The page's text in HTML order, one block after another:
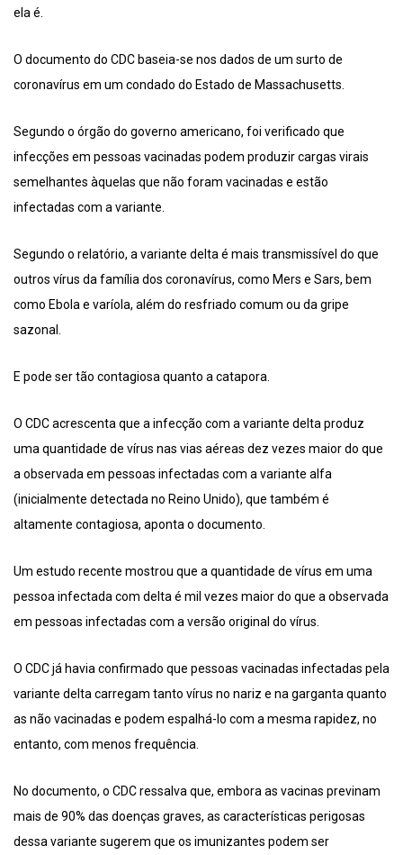
ela é.
O documento do CDC baseia-se nos dados de um surto de
coronavírus em um condado do Estado de Massachusetts.
Segundo o órgão do governo americano, foi verificado que
infecções em pessoas vacinadas podem produzir cargas virais
semelhantes àquelas que não foram vacinadas e estão
infectadas com a variante.
Segundo o relatório, a variante delta é mais transmissível do que
outros vírus da família dos coronavírus, como Mers e Sars, bem
como Ebola e varíola, além do resfriado comum ou da gripe
sazonal.
E pode ser tão contagiosa quanto a catapora.
O CDC acrescenta que a infecção com a variante delta produz
uma quantidade de vírus nas vias aéreas dez vezes maior do que
a observada em pessoas infectadas com a variante alfa
(inicialmente detectada no Reino Unido), que também é
altamente contagiosa, aponta o documento.
Um estudo recente mostrou que a quantidade de vírus em uma
pessoa infectada com delta é mil vezes maior do que a observada
em pessoas infectadas com a versão original do vírus.
O CDC já havia confirmado que pessoas vacinadas infectadas pela
variante delta carregam tanto vírus no nariz e na garganta quanto
as não vacinadas e podem espalhá-lo com a mesma rapidez, no
entanto, com menos frequência.
No documento, o CDC ressalva que, embora as vacinas previnam
mais de 90% das doenças graves, as características perigosas
dessa variante sugerem que os imunizantes podem ser